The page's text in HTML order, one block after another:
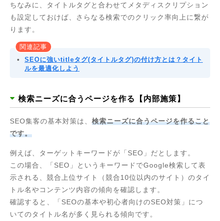
ちなみに、タイトルタグと合わせてメタディスクリプション
も設定しておけば、さらなる検索でのクリック率向上に繋が
ります。
関連記事
SEOに強いtitleタグ(タイトルタグ)の付け方とは？タイト
ルを最適化しよう
検索ニーズに合うページを作る【内部施策】
SEO集客の基本対策は、 検索ニーズに合うページを作ること
です。
例えば、ターゲットキーワードが「SEO」だとします。
この場合、「SEO」というキーワードでGoogle検索して表
示される、競合上位サイト（競合10位以内のサイト）のタイ
トル名やコンテンツ内容の傾向を確認します。
確認すると、「SEOの基本や初心者向けのSEO対策」につ
いてのタイトル名が多く見られる傾向です。